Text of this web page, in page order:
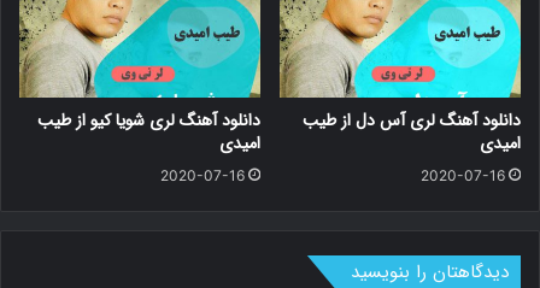
دانلود آهنگ لری آس دل از طیب
امیدی
2020-07-16
دانلود آهنگ لری شویا کیو از طیب
امیدی
2020-07-16
دیدگاهتان را بنویسید